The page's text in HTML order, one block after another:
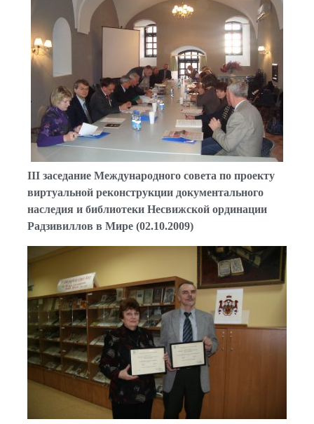
III заседание Международного совета по проекту
виртуальной реконструкции документального
наследия и библиотеки Несвижской ординации
Радзивиллов в Мире (02.10.2009)